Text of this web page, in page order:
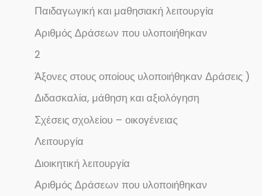
Παιδαγωγική και μαθησιακή λειτουργία
Αριθμός Δράσεων που υλοποιήθηκαν
2
Άξονες στους οποίους υλοποιήθηκαν Δράσεις )
Διδασκαλία, μάθηση και αξιολόγηση
Σχέσεις σχολείου – οικογένειας
Λειτουργία
Διοικητική λειτουργία
Αριθμός Δράσεων που υλοποιήθηκαν